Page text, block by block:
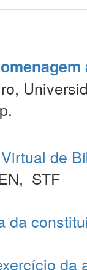
de
, STF
da
da